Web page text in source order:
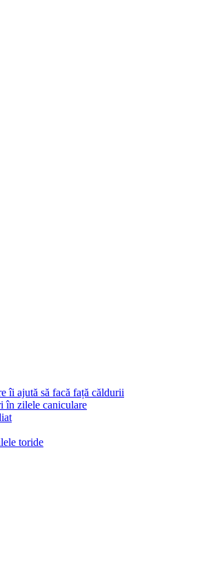
îi ajută să facă față căldurii
în zilele caniculare
toride